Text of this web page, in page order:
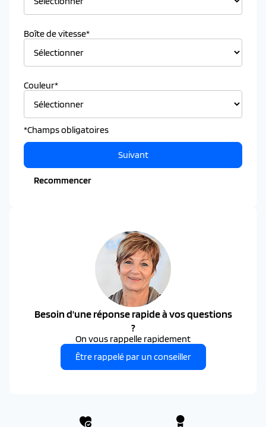
Boîte de vitesse*
Couleur*
*Champs obligatoires
Recommencer
Suivant
Besoin d'une réponse rapide à vos questions
?
On vous rappelle rapidement
Être rappelé par un conseiller